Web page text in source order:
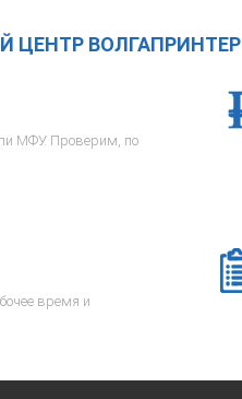
ЦЕНТР ВОЛГАПРИНТЕР
МФУ. Проверим, по
время и